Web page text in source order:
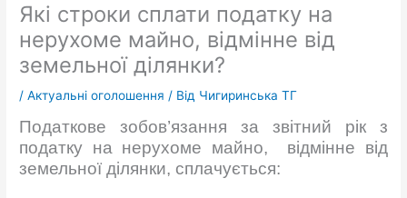
Які строки сплати податку на
нерухоме майно, відмінне від
земельної ділянки?
/Актуальні оголошення / Від Чигиринська ТГ
Податкове зобов’язання за звітний рік з
податку на нерухоме майно, відмінне від
земельної ділянки, сплачується: